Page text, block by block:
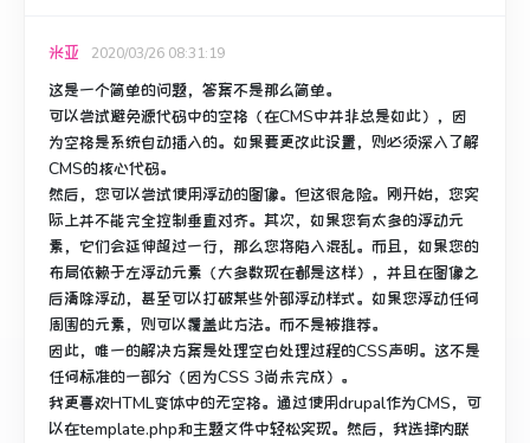
米亚 2020/03/26 08:31:19
这是一个简单的问题，答案不是那么简单。
可以尝试避免源代码中的空格（在CMS中并非总是如此），因
为空格是系统自动插入的。 如果要更改此设置，则必须深入了解
CMS的核心代码。
然后，您可以尝试使用浮动的图像。 但这很危险。 刚开始，您实
际上并不能完全控制垂直对齐。 其次，如果您有太多的浮动元
素，它们会延伸超过一行，那么您将陷入混乱。 而且，如果您的
布局依赖于左浮动元素（大多数现在都是这样），并且在图像之
后清除浮动，甚至可以打破某些外部浮动样式。 如果您浮动任何
周围的元素，则可以覆盖此方法。 而不是被推荐。
因此，唯一的解决方案是处理空白处理过程的CSS声明。 这不是
任何标准的一部分（因为CSS 3尚未完成）。
我更喜欢HTML变体中的无空格。 通过使用drupal作为CMS，可
以在template.php和主题文件中轻松实现。 然后，我选择内联